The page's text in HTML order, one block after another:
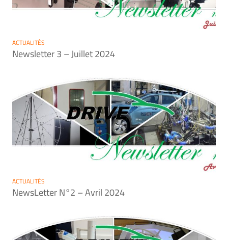
ACTUALITÉS
Newsletter 3 – Juillet 2024
ACTUALITÉS
NewsLetter N°2 – Avril 2024